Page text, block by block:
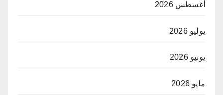
أغسطس 2026
يوليو 2026
يونيو 2026
مايو 2026